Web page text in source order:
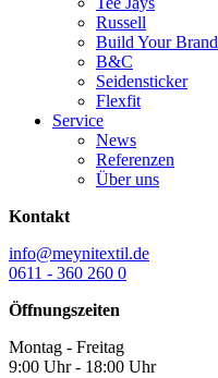
Russell
Build Your Brand
B&C
Seidensticker
Flexfit
Service
News
Referenzen
Über uns
Kontakt
info@meynitextil.de
0611 - 360 260 0
Öffnungszeiten
Montag - Freitag
9:00 Uhr - 18:00 Uhr